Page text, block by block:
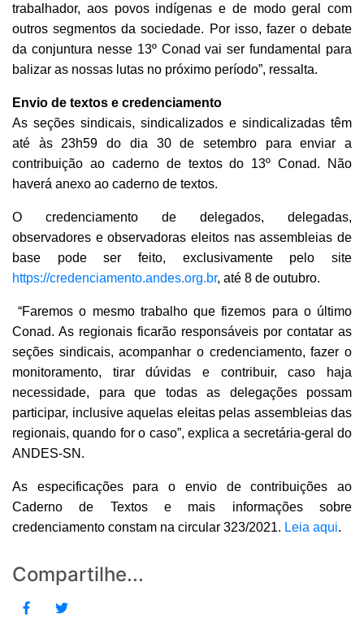
trabalhador, aos povos indígenas e de modo geral com
outros segmentos da sociedade. Por isso, fazer o debate
da conjuntura nesse 13º Conad vai ser fundamental para
balizar as nossas lutas no próximo período”, ressalta.
Envio de textos e credenciamento
As seções sindicais, sindicalizados e sindicalizadas têm
até às 23h59 do dia 30 de setembro para enviar a
contribuição ao caderno de textos do 13º Conad. Não
haverá anexo ao caderno de textos.
O credenciamento de delegados, delegadas,
observadores e observadoras eleitos nas assembleias de
base pode ser feito, exclusivamente pelo site
https://credenciamento.andes.org.br, até 8 de outubro.
“Faremos o mesmo trabalho que fizemos para o último
Conad. As regionais ficarão responsáveis por contatar as
seções sindicais, acompanhar o credenciamento, fazer o
monitoramento, tirar dúvidas e contribuir, caso haja
necessidade, para que todas as delegações possam
participar, inclusive aquelas eleitas pelas assembleias das
regionais, quando for o caso”, explica a secretária-geral do
ANDES-SN.
As especificações para o envio de contribuições ao
Caderno de Textos e mais informações sobre
credenciamento constam na circular 323/2021. Leia aqui.
Compartilhe...